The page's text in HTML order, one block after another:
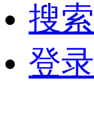
搜索
登录